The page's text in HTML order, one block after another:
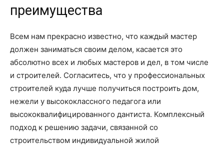
преимущества
Всем нам прекрасно известно, что каждый мастер
должен заниматься своим делом, касается это
абсолютно всех и любых мастеров и дел, в том числе
и строителей. Согласитесь, что у профессиональных
строителей куда лучше получиться построить дом,
нежели у высококлассного педагога или
высококвалифицированного дантиста. Комплексный
подход к решению задачи, связанной со
строительством индивидуальной жилой